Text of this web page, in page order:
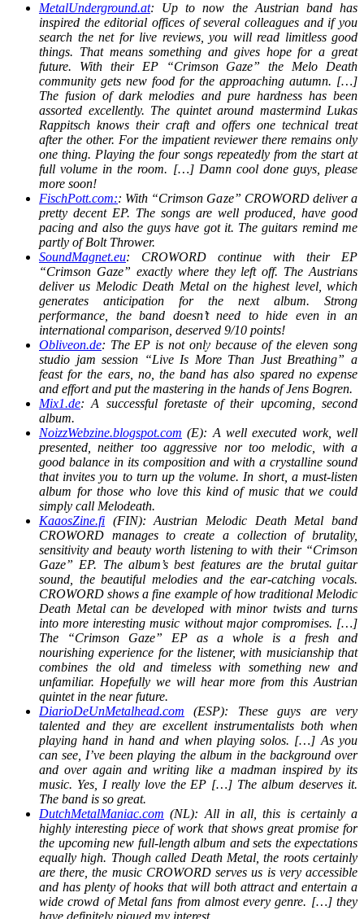
MetalUnderground.at: Up to now the Austrian band has
inspired the editorial offices of several colleagues and if you
search the net for live reviews, you will read limitless good
things. That means something and gives hope for a great
future. With their EP “Crimson Gaze” the Melo Death
community gets new food for the approaching autumn. […]
The fusion of dark melodies and pure hardness has been
assorted excellently. The quintet around mastermind Lukas
Rappitsch knows their craft and offers one technical treat
after the other. For the impatient reviewer there remains only
one thing. Playing the four songs repeatedly from the start at
full volume in the room. […] Damn cool done guys, please
more soon!
FischPott.com:: With “Crimson Gaze” CROWORD deliver a
pretty decent EP. The songs are well produced, have good
pacing and also the guys have got it. The guitars remind me
partly of Bolt Thrower.
SoundMagnet.eu: CROWORD continue with their EP
“Crimson Gaze” exactly where they left off. The Austrians
deliver us Melodic Death Metal on the highest level, which
generates anticipation for the next album. Strong
performance, the band doesn’t need to hide even in an
international comparison, deserved 9/10 points!
Obliveon.de: The EP is not only because of the eleven song
studio jam session “Live Is More Than Just Breathing” a
feast for the ears, no, the band has also spared no expense
and effort and put the mastering in the hands of Jens Bogren.
Mix1.de: A successful foretaste of their upcoming, second
album.
NoizzWebzine.blogspot.com (E): A well executed work, well
presented, neither too aggressive nor too melodic, with a
good balance in its composition and with a crystalline sound
that invites you to turn up the volume. In short, a must-listen
album for those who love this kind of music that we could
simply call Melodeath.
KaaosZine.fi (FIN): Austrian Melodic Death Metal band
CROWORD manages to create a collection of brutality,
sensitivity and beauty worth listening to with their “Crimson
Gaze” EP. The album’s best features are the brutal guitar
sound, the beautiful melodies and the ear-catching vocals.
CROWORD shows a fine example of how traditional Melodic
Death Metal can be developed with minor twists and turns
into more interesting music without major compromises. […]
The “Crimson Gaze” EP as a whole is a fresh and
nourishing experience for the listener, with musicianship that
combines the old and timeless with something new and
unfamiliar. Hopefully we will hear more from this Austrian
quintet in the near future.
DiarioDeUnMetalhead.com (ESP): These guys are very
talented and they are excellent instrumentalists both when
playing hand in hand and when playing solos. […] As you
can see, I’ve been playing the album in the background over
and over again and writing like a madman inspired by its
music. Yes, I really love the EP […] The album deserves it.
The band is so great.
DutchMetalManiac.com (NL): All in all, this is certainly a
highly interesting piece of work that shows great promise for
the upcoming new full-length album and sets the expectations
equally high. Though called Death Metal, the roots certainly
are there, the music CROWORD serves us is very accessible
and has plenty of hooks that will both attract and entertain a
wide crowd of Metal fans from almost every genre. […] they